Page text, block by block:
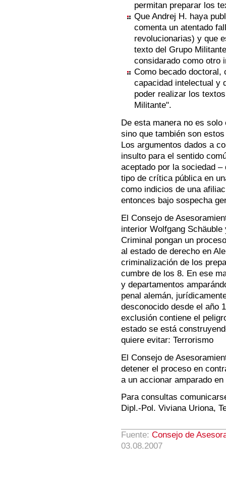
permitan preparar los
Que Andrej H. haya
comenta un atentado
revolucionarias) y que
texto del Grupo
considarado como otro
Como becado doctoral,
capacidad intelectual y
poder realizar los
Militante".
De esta manera no es
sino que también son
Los argumentos dados a
insulto para el sentido
aceptado por la sociedad
tipo de crítica pública en
como indicios de una
entonces bajo sospecha
El Consejo de
interior Wolfgang
Criminal pongan un
al estado de derecho en
criminalización de los
cumbre de los 8. En ese
y departamentos
penal alemán,
desconocido desde el año
exclusión contiene el
estado se está
quiere evitar: Terrorismo
El Consejo de
detener el proceso en
a un accionar amparado
Para consultas
Dipl.-Pol. Viviana Uriona,
Fuente: Consejo de
03.08.2007